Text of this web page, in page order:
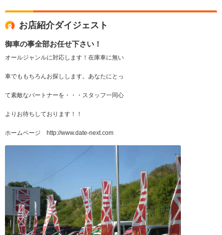
お店紹介ダイジェスト
御車の事全部お任せ下さい！
オールジャンルに対応します！在庫車に無い
車でももちろんお探しします。あなたにとっ
て素敵なパートナーを・・・スタッフ一同心
よりお待ちしております！！
ホームページ http://www.date-next.com